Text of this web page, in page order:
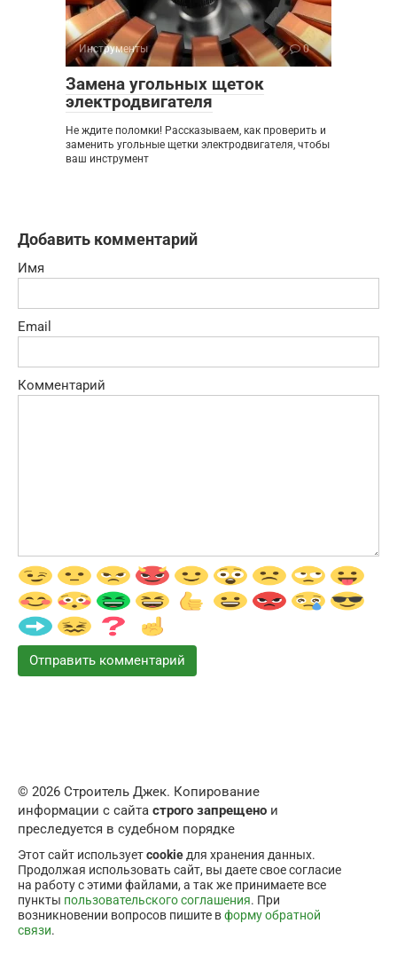
Инструменты 0
Замена угольных щеток
электродвигателя
Не ждите поломки! Рассказываем, как проверить и
заменить угольные щетки электродвигателя, чтобы
ваш инструмент
Добавить комментарий
Имя
Email
Комментарий
© 2026 Строитель Джек. Копирование
информации с сайта строго запрещено и
преследуется в судебном порядке
Этот сайт используетcookie для хранения данных.
Продолжая использовать сайт, вы даете свое согласие
на работу с этими файлами, а так же принимаете все
пункты пользовательского соглашения. При
возникновении вопросов пишите вформу обратной
связи.